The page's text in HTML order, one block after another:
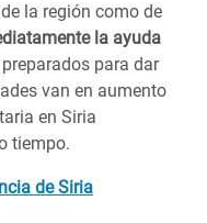
la región como de
la ayuda
para dar
van en aumento
en Siria
tiempo.
de Siria